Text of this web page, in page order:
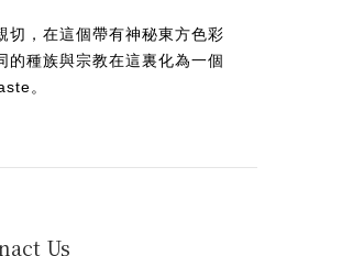
切，在這個帶有神秘東方色彩
的種族與宗教在這裏化為一個
。
Us